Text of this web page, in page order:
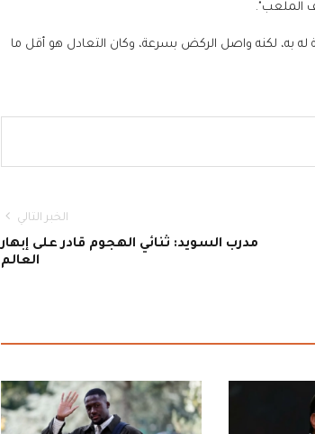
الملعب".
له به، لكنه واصل الركض بسرعة، وكان التعادل هو أقل ما
الخبر التالي
مدرب السويد: ثنائي الهجوم قادر على إبهار
العالم